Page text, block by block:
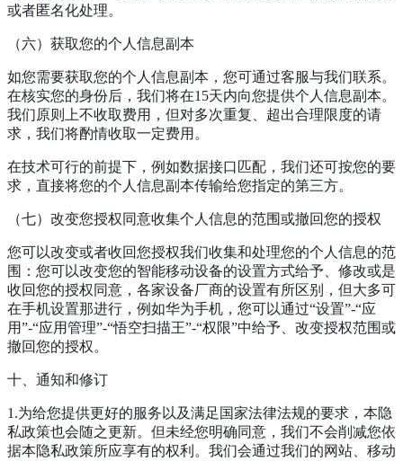
或者匿名化处理。
（六）获取您的个人信息副本
如您需要获取您的个人信息副本，您可通过客服与我们联系。
在核实您的身份后，我们将在15天内向您提供个人信息副本。
我们原则上不收取费用，但对多次重复、超出合理限度的请
求，我们将酌情收取一定费用。
在技术可行的前提下，例如数据接口匹配，我们还可按您的要
求，直接将您的个人信息副本传输给您指定的第三方。
（七）改变您授权同意收集个人信息的范围或撤回您的授权
您可以改变或者收回您授权我们收集和处理您的个人信息的范
围：您可以改变您的智能移动设备的设置方式给予、修改或是
收回您的授权同意，各家设备厂商的设置有所区别，但大多可
在手机设置那进行，例如华为手机，您可以通过“设置”-“应
用”-“应用管理”-“悟空扫描王”-“权限”中给予、改变授权范围或
撤回您的授权。
十、通知和修订
1.为给您提供更好的服务以及满足国家法律法规的要求，本隐
私政策也会随之更新。但未经您明确同意，我们不会削减您依
据本隐私政策所应享有的权利。我们会通过我们的网站、移动